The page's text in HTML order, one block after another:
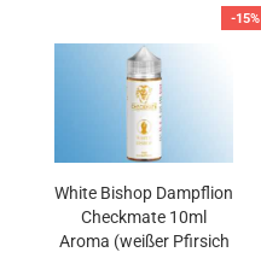
-15%
White Bishop Dampflion
Checkmate 10ml
Aroma (weißer Pfirsich